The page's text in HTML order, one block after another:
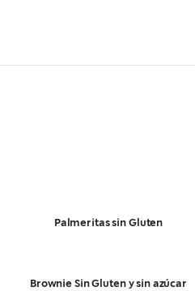
Palmeritas sin Gluten
Brownie Sin Gluten y sin azúcar